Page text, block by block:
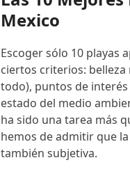
Mexico
Escoger sólo 10 playas
ciertos criterios:
todo), puntos de interés
estado del medio
ha sido una tarea más
hemos de admitir que
también subjetiva.